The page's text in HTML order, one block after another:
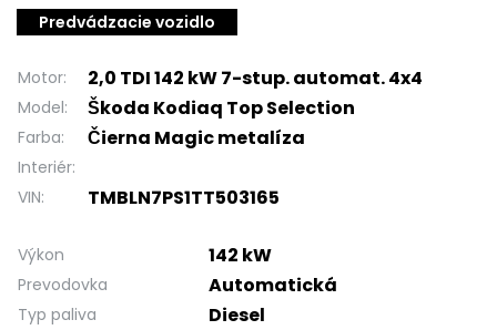
Predvádzacie vozidlo
Motor: 2,0 TDI 142 kW 7-stup. automat. 4x4
Model: Škoda Kodiaq Top Selection
Farba: Čierna Magic metalíza
Interiér:
VIN:
TMBLN7PS1TT503165
Výkon 142 kW
Prevodovka Automatická
Typ paliva Diesel